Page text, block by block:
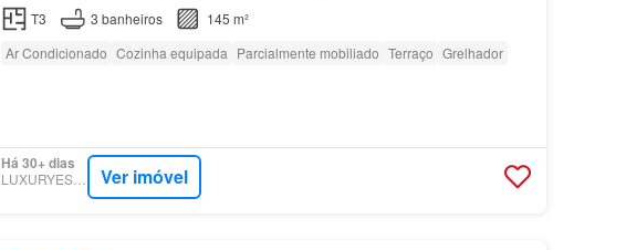
T3
3 banheiros
145 m²
Ar Condicionado Cozinha equipada Parcialmente mobiliado Terraço Grelhador
Há 30+ dias
LUXURYESTATE Ver imóvel